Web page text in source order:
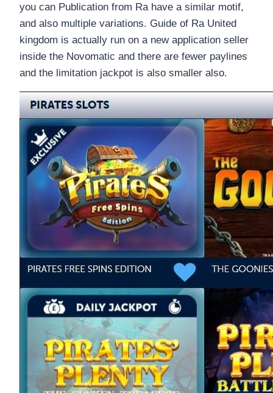
you can Publication from Ra have a similar motif,
and also multiple variations. Guide of Ra United
kingdom is actually run on a new application seller
inside the Novomatic and there are fewer paylines
and the limitation jackpot is also smaller also.